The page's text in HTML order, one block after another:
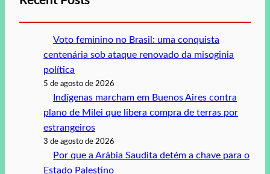
Voto feminino no Brasil: uma conquista
centenária sob ataque renovado da misoginia
política
5 de agosto de 2026
Indígenas marcham em Buenos Aires contra
plano de Milei que libera compra de terras por
estrangeiros
3 de agosto de 2026
Por que a Arábia Saudita detém a chave para o
Estado Palestino